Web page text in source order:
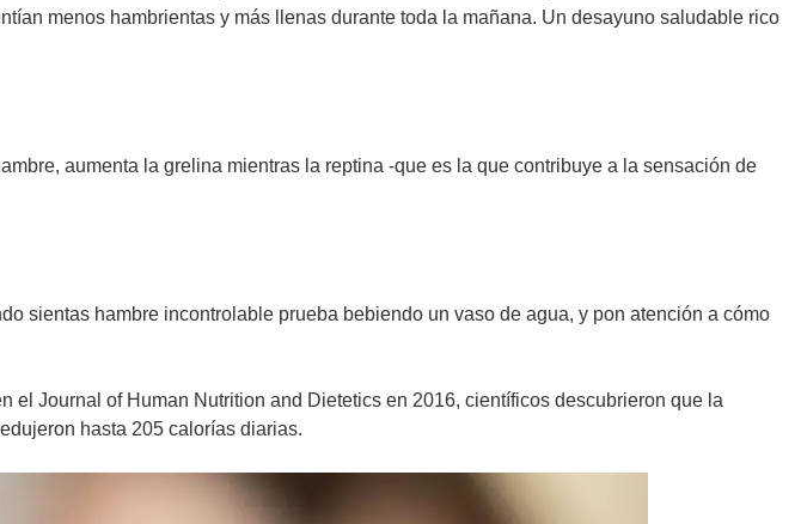
menos hambrientas y más llenas durante toda la mañana. Un desayuno saludable rico
aumenta la grelina mientras la reptina -que es la que contribuye a la sensación de
sientas hambre incontrolable prueba bebiendo un vaso de agua, y pon atención a cómo
Journal of Human Nutrition and Dietetics en 2016, científicos descubrieron que la
hasta 205 calorías diarias.